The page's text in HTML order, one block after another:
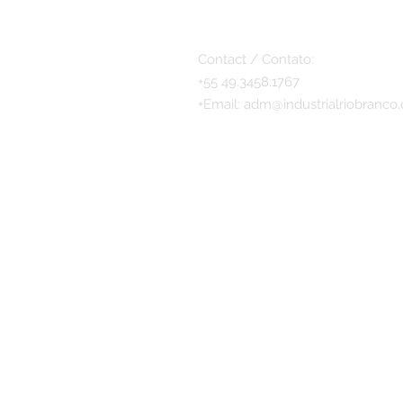
Contact / Contato:
+55 49.3458.1767
+Email: